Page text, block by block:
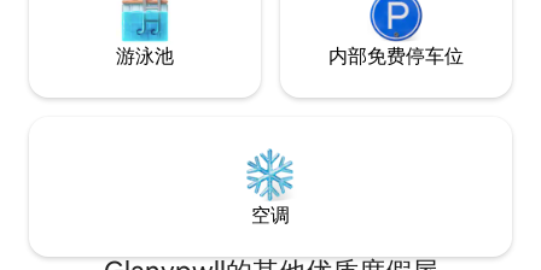
游泳池 内部免费停车位
空调